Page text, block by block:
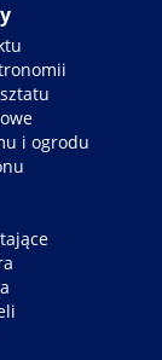
i ogrodu